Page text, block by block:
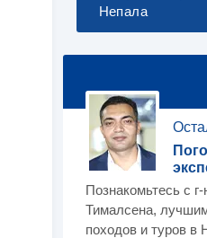
Непала
Познакомьтесь с
Тималсена,
походов и туров в